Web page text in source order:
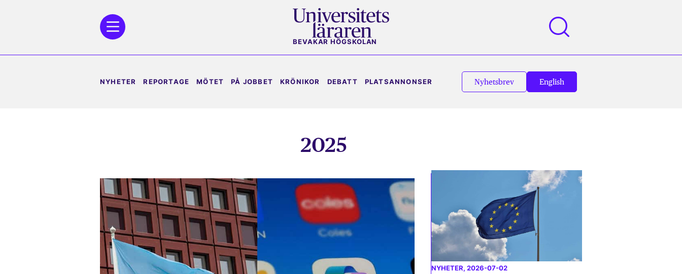
BEVAKAR HÖGSKOLAN
NYHETER REPORTAGE MÖTET PÅ JOBBET KRÖNIKOR DEBATT PLATSANNONSER Nyhetsbrev English
2025
NYHETER, 2026-07-02